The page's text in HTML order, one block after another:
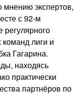
мнению экспертов,
с 92-м
регулярного
лиги и
Гагарина.
находясь
практически
партнёров по